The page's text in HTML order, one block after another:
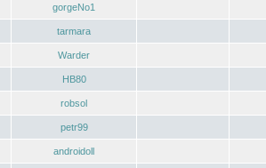
gorgeNo1
tarmara
Warder
HB80
robsol
petr99
androidoll